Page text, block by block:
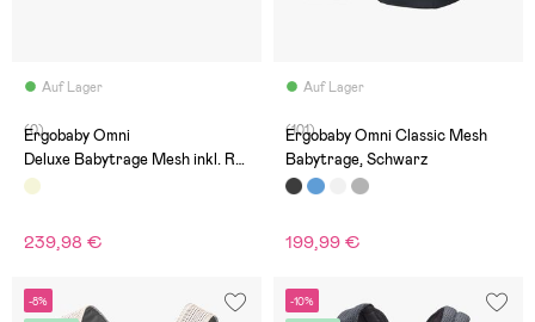
Auf Lager
(0)
Ergobaby Omni
Deluxe Babytrage Mesh inkl. Re
genüberzug, Natural Beige
239,98 €
Auf Lager
(101)
Ergobaby Omni Classic Mesh
Babytrage, Schwarz
199,99 €
-8% -10%